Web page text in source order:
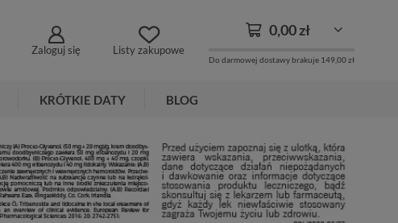
Zaloguj się Listy zakupowe
0,00 zł
Do darmowej dostawy brakuje 149,00 zł
KRÓTKIE DATY BLOG